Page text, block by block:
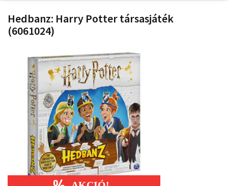
Hedbanz: Harry Potter társasjáték
(6061024)